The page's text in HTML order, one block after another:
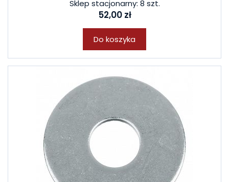
Sklep stacjonarny: 8 szt.
52,00 zł
Do koszyka